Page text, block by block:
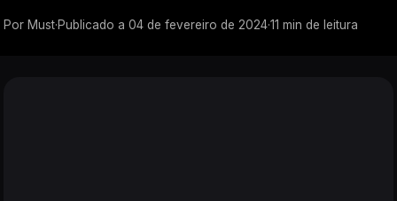
Por Must·Publicado a 04 de fevereiro de 2024·11 min de leitura